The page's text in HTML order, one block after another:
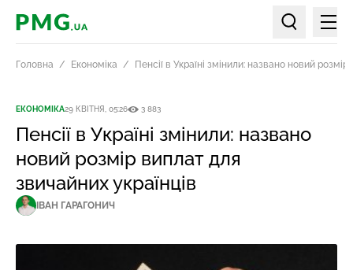
PMG.ua
Пошук по
Головна Економіка Пенсії в Україні змінили: названо новий
ЕКОНОМІКА29 КВІТНЯ, 05:26 3 883
Пенсії в Україні змінили: названо
новий розмір виплат для
звичайних українців
ІВАН ГАРАГОНИЧ